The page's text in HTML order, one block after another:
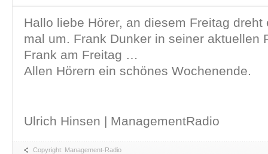
Hallo liebe Hörer, an diesem Freitag dreht
mal um. Frank Dunker in seiner aktuellen
Frank am Freitag …
Allen Hörern ein schönes Wochenende.
Ulrich Hinsen | ManagementRadio
Copyright: Management-Radio